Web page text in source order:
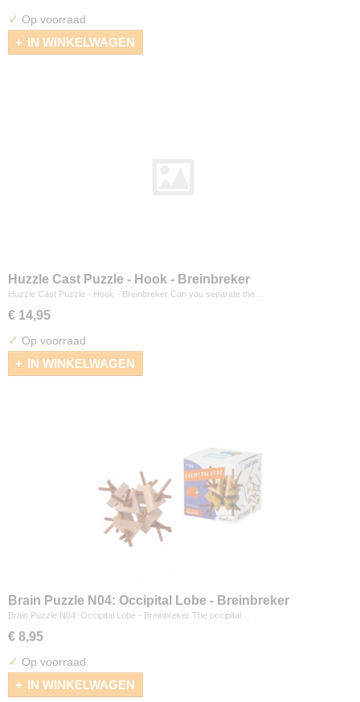
✓ Op voorraad
IN WINKELWAGEN
Huzzle Cast Puzzle - Hook - Breinbreker
Huzzle Cast Puzzle - Hook - Breinbreker Can you separate the…
€ 14,95
✓ Op voorraad
IN WINKELWAGEN
Brain Puzzle N04: Occipital Lobe - Breinbreker
Brain Puzzle N04: Occipital Lobe - Breinbreker The occipital…
€ 8,95
✓ Op voorraad
IN WINKELWAGEN